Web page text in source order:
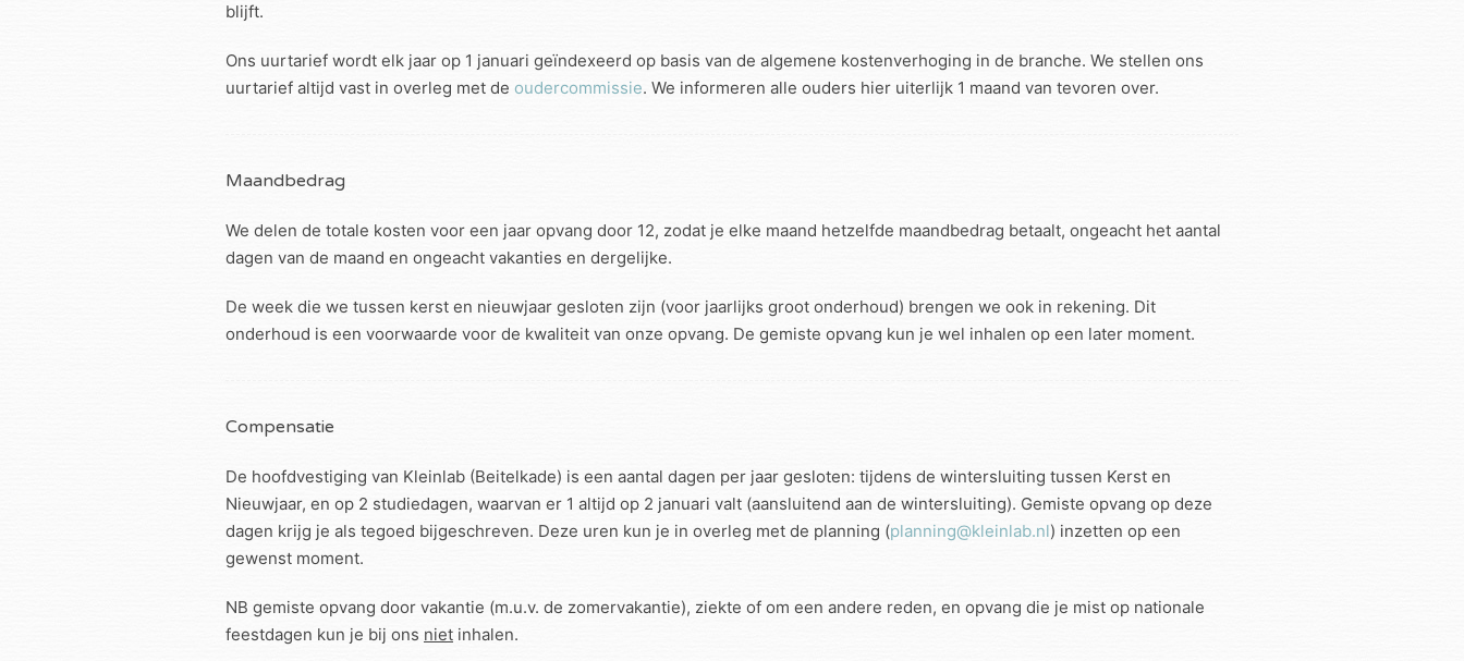
blijft.
Ons uurtarief wordt elk jaar op 1 januari geïndexeerd op basis van de algemene kostenverhoging in de branche. We stellen ons
uurtarief altijd vast in overleg met de oudercommissie. We informeren alle ouders hier uiterlijk 1 maand van tevoren over.
Maandbedrag
We delen de totale kosten voor een jaar opvang door 12, zodat je elke maand hetzelfde maandbedrag betaalt, ongeacht het aantal
dagen van de maand en ongeacht vakanties en dergelijke.
De week die we tussen kerst en nieuwjaar gesloten zijn (voor jaarlijks groot onderhoud) brengen we ook in rekening. Dit
onderhoud is een voorwaarde voor de kwaliteit van onze opvang. De gemiste opvang kun je wel inhalen op een later moment.
Compensatie
De hoofdvestiging van Kleinlab (Beitelkade) is een aantal dagen per jaar gesloten: tijdens de wintersluiting tussen Kerst en
Nieuwjaar, en op 2 studiedagen, waarvan er 1 altijd op 2 januari valt (aansluitend aan de wintersluiting). Gemiste opvang op deze
dagen krijg je als tegoed bijgeschreven. Deze uren kun je in overleg met de planning (planning@kleinlab.nl) inzetten op een
gewenst moment.
NB gemiste opvang door vakantie (m.u.v. de zomervakantie), ziekte of om een andere reden, en opvang die je mist op nationale
feestdagen kun je bij ons niet inhalen.